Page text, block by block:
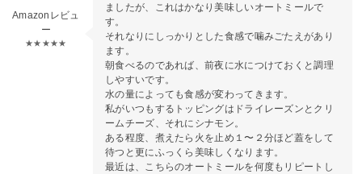
Amazonレビュ
ー
★★★★★
ましたが、これはかなり美味しいオートミールで
す。
それなりにしっかりとした食感で噛みごたえがあり
ます。
朝食べるのであれば、前夜に水につけておくと調理
しやすいです。
水の量によっても食感が変わってきます。
私がいつもするトッピングはドライレーズンとクリ
ームチーズ、それにシナモン。
ある程度、煮えたら火を止め１〜２分ほど蓋をして
待つと更にふっくら美味しくなります。
最近は、こちらのオートミールを何度もリピートし